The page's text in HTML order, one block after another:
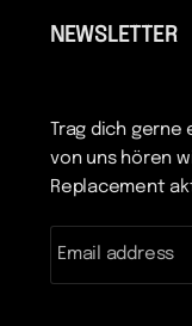
NEWSLETTER
Trag dich
von uns hören
Replacement